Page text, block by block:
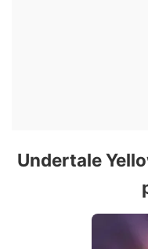
Undertale